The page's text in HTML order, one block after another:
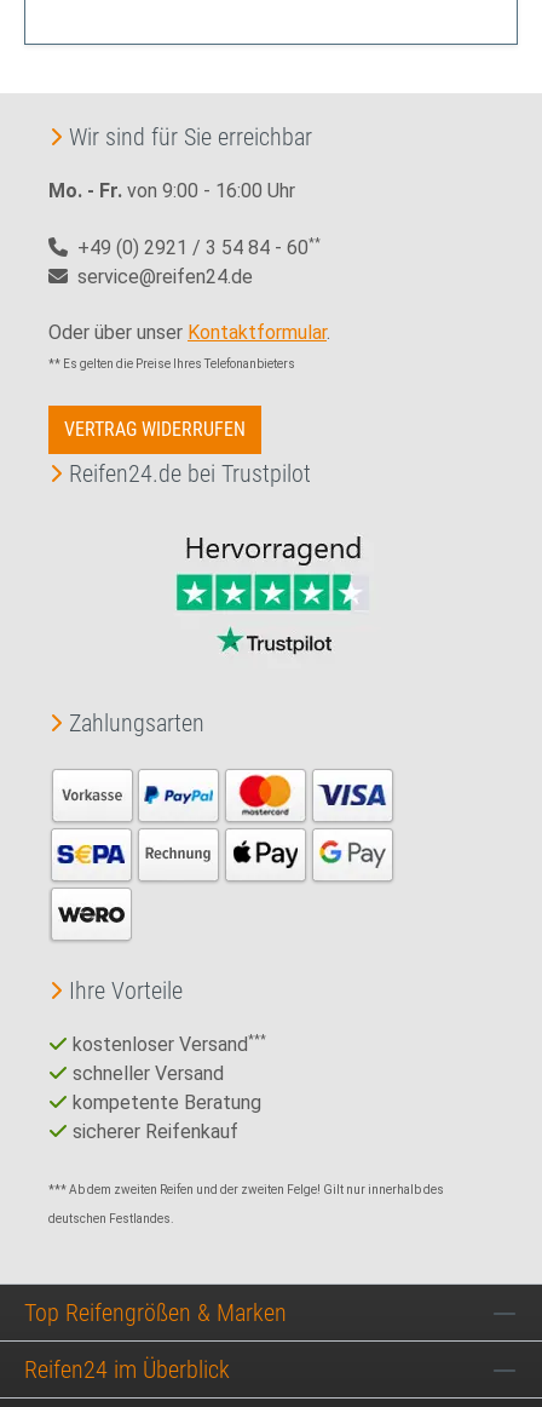
Wir sind für Sie erreichbar
Mo. - Fr. von 9:00 - 16:00 Uhr
+49 (0) 2921 / 3 54 84 - 60**
service@reifen24.de
Oder über unser Kontaktformular.
** Es gelten die Preise Ihres Telefonanbieters
VERTRAG WIDERRUFEN
Reifen24.de bei Trustpilot
Zahlungsarten
Ihre Vorteile
kostenloser Versand***
schneller Versand
kompetente Beratung
sicherer Reifenkauf
*** Ab dem zweiten Reifen und der zweiten Felge! Gilt nur innerhalb des
deutschen Festlandes.
Top Reifengrößen & Marken
Reifen24 im Überblick